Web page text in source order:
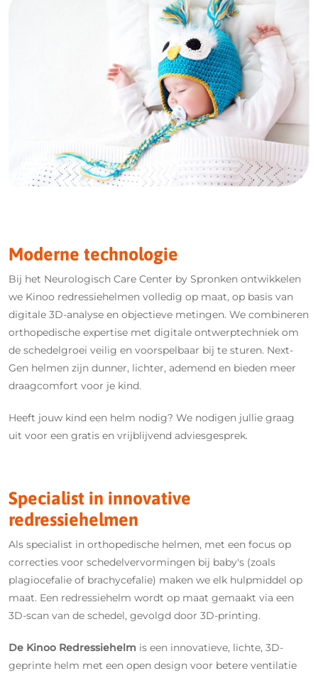
Moderne technologie
Bij het Neurologisch Care Center by Spronken ontwikkelen
we Kinoo redressiehelmen volledig op maat, op basis van
digitale 3D-analyse en objectieve metingen. We combineren
orthopedische expertise met digitale ontwerptechniek om
de schedelgroei veilig en voorspelbaar bij te sturen. Next-
Gen helmen zijn dunner, lichter, ademend en bieden meer
draagcomfort voor je kind.
Heeft jouw kind een helm nodig? We nodigen jullie graag
uit voor een gratis en vrijblijvend adviesgesprek.
Specialist in innovative
redressiehelmen
Als specialist in orthopedische helmen, met een focus op
correcties voor schedelvervormingen bij baby's (zoals
plagiocefalie of brachycefalie) maken we elk hulpmiddel op
maat. Een redressiehelm wordt op maat gemaakt via een
3D-scan van de schedel, gevolgd door 3D-printing.
De Kinoo Redressiehelm is een innovatieve, lichte, 3D-
geprinte helm met een open design voor betere ventilatie